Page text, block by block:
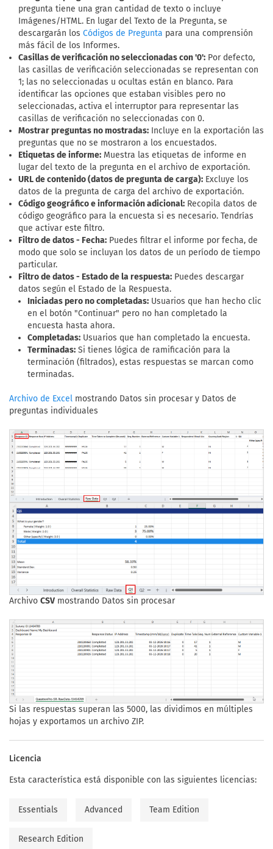
pregunta tiene una gran cantidad de texto o incluye
Imágenes/HTML. En lugar del Texto de la Pregunta, se
descargarán los Códigos de Pregunta para una comprensión
más fácil de los Informes.
Casillas de verificación no seleccionadas con '0': Por defecto,
las casillas de verificación seleccionadas se representan con
1; las no seleccionadas u ocultas están en blanco. Para
identificar las opciones que estaban visibles pero no
seleccionadas, activa el interruptor para representar las
casillas de verificación no seleccionadas con 0.
Mostrar preguntas no mostradas: Incluye en la exportación las
preguntas que no se mostraron a los encuestados.
Etiquetas de informe: Muestra las etiquetas de informe en
lugar del texto de la pregunta en el archivo de exportación.
URL de contenido (datos de pregunta de carga): Excluye los
datos de la pregunta de carga del archivo de exportación.
Código geográfico e información adicional: Recopila datos de
código geográfico para la encuesta si es necesario. Tendrías
que activar este filtro.
Filtro de datos - Fecha: Puedes filtrar el informe por fecha, de
modo que solo se incluyan los datos de un período de tiempo
particular.
Filtro de datos - Estado de la respuesta: Puedes descargar
datos según el Estado de la Respuesta.
Iniciadas pero no completadas: Usuarios que han hecho clic
en el botón "Continuar" pero no han completado la
encuesta hasta ahora.
Completadas: Usuarios que han completado la encuesta.
Terminadas: Si tienes lógica de ramificación para la
terminación (filtrados), estas respuestas se marcan como
terminadas.
Archivo de Excel mostrando Datos sin procesar y Datos de
preguntas individuales
Archivo CSV mostrando Datos sin procesar
Si las respuestas superan las 5000, las dividimos en múltiples
hojas y exportamos un archivo ZIP.
Licencia
Esta característica está disponible con las siguientes licencias:
Essentials Advanced Team Edition
Research Edition